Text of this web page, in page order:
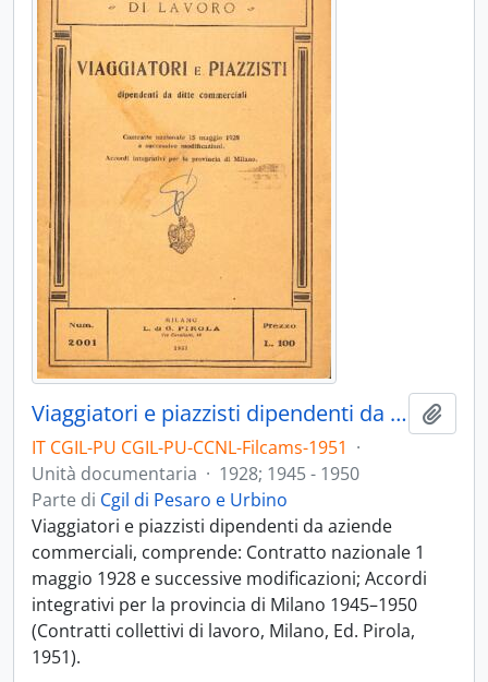
Viaggiatori e piazzisti dipendenti da aziende commerciali
IT CGIL-PU CGIL-PU-CCNL-Filcams-1951 ·
Unità documentaria · 1928; 1945 - 1950
Parte di Cgil di Pesaro e Urbino
Viaggiatori e piazzisti dipendenti da aziende
commerciali, comprende: Contratto nazionale 1
maggio 1928 e successive modificazioni; Accordi
integrativi per la provincia di Milano 1945–1950
(Contratti collettivi di lavoro, Milano, Ed. Pirola,
1951).